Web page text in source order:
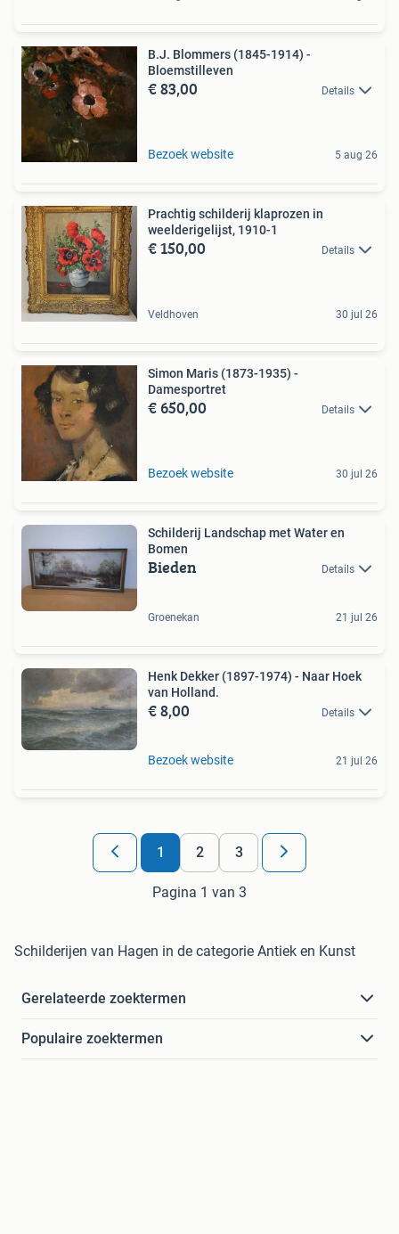
B.J. Blommers (1845-1914) -
Bloemstilleven
€ 83,00 Details
Bezoek website 5 aug 26
Prachtig schilderij klaprozen in
weelderigelijst, 1910-1
€ 150,00 Details
Veldhoven 30 jul 26
Simon Maris (1873-1935) -
Damesportret
€ 650,00 Details
Bezoek website 30 jul 26
Schilderij Landschap met Water en
Bomen
Bieden Details
Groenekan 21 jul 26
Henk Dekker (1897-1974) - Naar Hoek
van Holland.
€ 8,00 Details
Bezoek website 21 jul 26
1 2 3
Pagina 1 van 3
Schilderijen van Hagen in de categorie Antiek en Kunst
Gerelateerde zoektermen
Populaire zoektermen